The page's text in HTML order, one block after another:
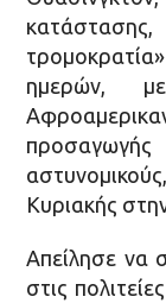
ημερών,
Κυριακής
Απείλησε να
στις